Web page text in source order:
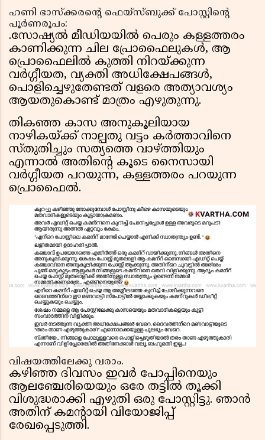
ഹണി ഭാസ്ക്കരൻ്റെ ഫെയ്സ്ബുക്ക് പോസ്റ്റിൻ്റെ
പൂർണരൂപം:
.സോഷ്യൽ മീഡിയയിൽ പെരും കള്ളത്തരം
കാണിക്കുന്ന ചില പ്രോഫൈലുകൾ, ആ
പ്രൊഫൈലിൽ കുത്തി നിറയ്ക്കുന്ന
വർഗ്ഗീയത, വ്യക്തി അധിക്ഷേപങ്ങൾ,
പൊളിച്ചെഴുതേണ്ടത് വളരെ അത്യാവശ്യം
ആയതുകൊണ്ട് മാത്രം എഴുതുന്നു.
തികഞ്ഞ കാസ അനുകൂലിയായ
നാഴികയ്ക്ക് നാല്പതു വട്ടം കർത്താവിനെ
സ്തുതിച്ചും സത്യത്തെ വാഴ്ത്തിയും
എന്നാൽ അതിന്റെ കൂടെ നൈസായി
വർഗ്ഗീയത പറയുന്ന, കള്ളത്തരം പറയുന്ന
പ്രൊഫൈൽ.
വിഷയത്തിലേക്കു വരാം.
കഴിഞ്ഞ ദിവസം ഇവർ പോപ്പിനെയും
ആലഞ്ചേരിയെയും ഒരേ തട്ടിൽ തൂക്കി
വിശുദ്ധരാക്കി എഴുതി ഒരു പോസ്റ്റിട്ടു. ഞാൻ
അതിന് കമന്റായി വിയോജിപ്പ്
രേഖപ്പെടുത്തി.